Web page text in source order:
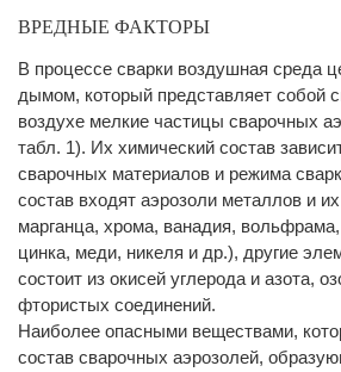
ВРЕДНЫЕ ФАКТОРЫ
В процессе сварки воздушная среда
дымом, который представляет собой
воздухе мелкие частицы сварочных
табл. 1). Их химический состав
сварочных материалов и режима
состав входят аэрозоли металлов и
марганца, хрома, ванадия,
цинка, меди, никеля и др.), другие
состоит из окисей углерода и азота,
фтористых соединений.
Наиболее опасными веществами,
состав сварочных аэрозолей,